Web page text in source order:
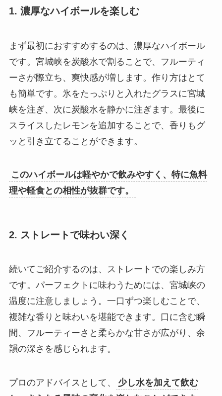
1. 濃厚なハイボールを楽しむ
まず最初におすすめするのは、濃厚なハイボール
です。宮城峡を炭酸水で割ることで、フルーティ
ーさが際立ち、爽快感が増します。作り方はとて
も簡単です。氷をたっぷりと入れたグラスに宮城
峡を注ぎ、次に炭酸水を静かに注ぎます。最後に
スライスしたレモンを追加することで、香りもグ
ッと引き立てることができます。
このハイボールは軽やかで飲みやすく、特に魚料
理や軽食との相性が抜群です。
2. ストレートで味わい深く
続いてご紹介するのは、ストレートでの楽しみ方
です。パーフェクトに味わうためには、宮城峡の
温度に注意しましょう。一口ずつ楽しむことで、
複雑な香りと味わいを堪能できます。口に含む瞬
間、フルーティーさと柔らかな甘さが広がり、余
韻の深さを感じられます。
プロのアドバイスとして、
少し水を加えて飲む